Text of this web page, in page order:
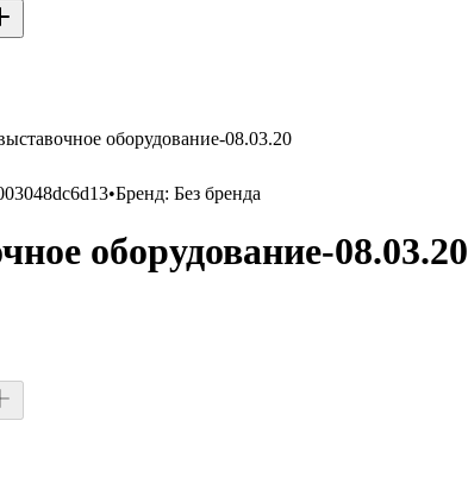
оборудование-08.03.20
•Бренд: Без бренда
оборудование-08.03.20